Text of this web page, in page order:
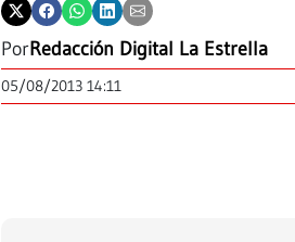
PorRedacción Digital La Estrella
05/08/2013 14:11